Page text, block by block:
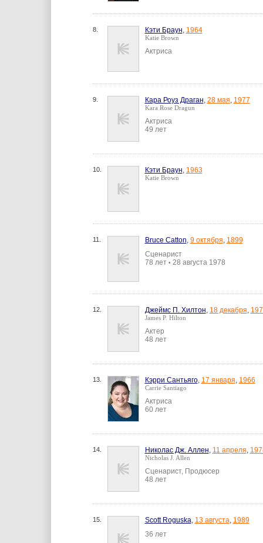
8. Кэти Браун, 1964
Katie Brown
Актриса
9. Кара Роуз Драган, 28 мая, 1977
Kara Rose Dragun
Актриса
49 лет
10. Кэти Браун, 1963
Katie Brown
11. Bruce Catton, 9 октября, 1899
Сценарист
78 лет • 28 августа 1978
12. Джеймс П. Хилтон, 18 декабря,
James P. Hilton
Актер
48 лет
13. Кэрри Сантьяго, 17 января, 1966
Carrie Santiago
Актриса
60 лет
14. Николас Дж. Аллен, 11 апреля,
Nicholas J. Allen
Сценарист, Продюсер
48 лет
15. Scott Roguska, 13 августа, 1989
36 лет